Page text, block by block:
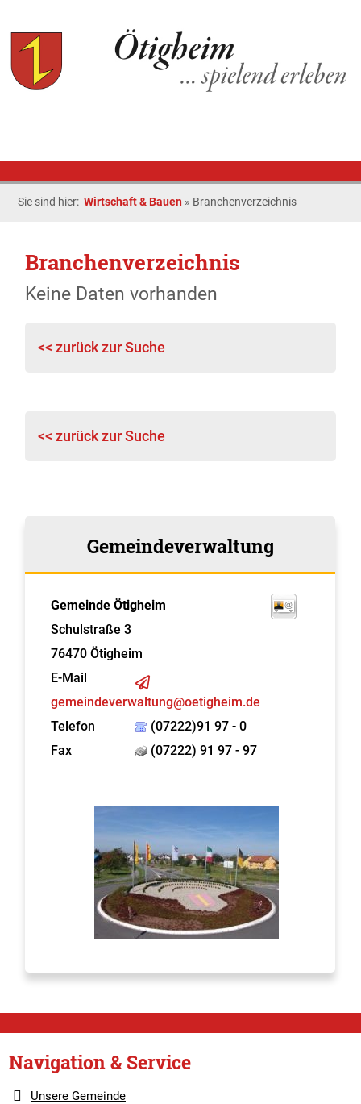
Sie sind hier:Wirtschaft & Bauen » Branchenverzeichnis
Branchenverzeichnis
Keine Daten vorhanden
<< zurück zur Suche
<< zurück zur Suche
Gemeindeverwaltung
Gemeinde Ötigheim
Schulstraße 3
76470 Ötigheim
E-Mail
gemeindeverwaltung@oetigheim.de
Telefon
(07222)91 97 - 0
Fax
(07222) 91 97 - 97
Navigation & Service
Unsere Gemeinde